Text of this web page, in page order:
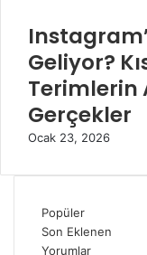
Geliyor?
Terimlerin
Gerçekler
Ocak 23, 2026
Popüler
Son Eklenen
Yorumlar